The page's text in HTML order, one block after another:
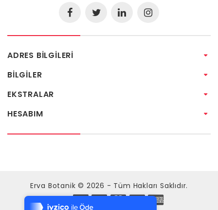
7/24 Canlı Destek
ADRES BILGILERI
BILGILER
EKSTRALAR
HESABIM
Erva Botanik © 2026 - Tüm Hakları Saklıdır.